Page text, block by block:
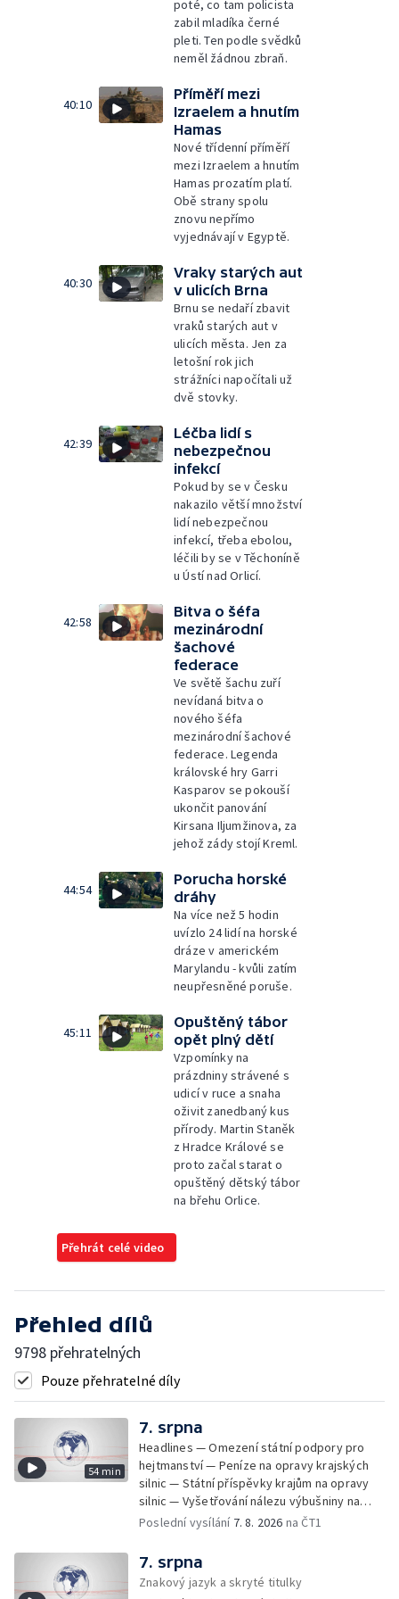
poté, co tam policista
zabil mladíka černé
pleti. Ten podle svědků
neměl žádnou zbraň.
40:10
Příměří mezi
Izraelem a hnutím
Hamas
Nové třídenní příměří
mezi Izraelem a hnutím
Hamas prozatím platí.
Obě strany spolu
znovu nepřímo
vyjednávají v Egyptě.
40:30
Vraky starých aut
v ulicích Brna
Brnu se nedaří zbavit
vraků starých aut v
ulicích města. Jen za
letošní rok jich
strážníci napočítali už
dvě stovky.
42:39
Léčba lidí s
nebezpečnou
infekcí
Pokud by se v Česku
nakazilo větší množství
lidí nebezpečnou
infekcí, třeba ebolou,
léčili by se v Těchoníně
u Ústí nad Orlicí.
42:58
Bitva o šéfa
mezinárodní
šachové
federace
Ve světě šachu zuří
nevídaná bitva o
nového šéfa
mezinárodní šachové
federace. Legenda
královské hry Garri
Kasparov se pokouší
ukončit panování
Kirsana Iljumžinova, za
jehož zády stojí Kreml.
44:54
Porucha horské
dráhy
Na více než 5 hodin
uvízlo 24 lidí na horské
dráze v americkém
Marylandu - kvůli zatím
neupřesněné poruše.
45:11
Opuštěný tábor
opět plný dětí
Vzpomínky na
prázdniny strávené s
udicí v ruce a snaha
oživit zanedbaný kus
přírody. Martin Staněk
z Hradce Králové se
proto začal starat o
opuštěný dětský tábor
na břehu Orlice.
Přehrát celé video
Přehled dílů
9798 přehratelných
Pouze přehratelné díly
54 min
7. srpna
Headlines — Omezení státní podpory pro
hejtmanství — Peníze na opravy krajských
silnic — Státní příspěvky krajům na opravy
silnic — Vyšetřování nálezu výbušniny na
letišti v Lipsku — Pasové kontroly spojů mezi
budovy ve Zlíně — Pohřeb Milana Knížáka —
Obvinění v kauze Správy železnic — Tržby
ve službách vzrostly — Další útoku
Poslední vysílání 7. 8. 2026 na ČT1
7. srpna
Znakový jazyk a skryté titulky